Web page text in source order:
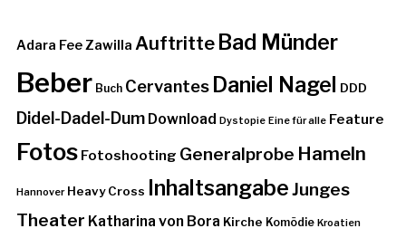
Adara Fee Zawilla Auftritte Bad Münder
Beber Buch Cervantes Daniel Nagel DDD
Didel-Dadel-Dum Download Dystopie Eine für alle Feature
Fotos Fotoshooting Generalprobe Hameln
Hannover Heavy Cross InhaltsangabeJunges
Theater Katharina von Bora Kirche Komödie Kroatien